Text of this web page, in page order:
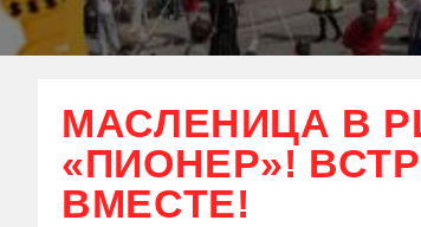
МАСЛЕНИЦА В
«ПИОНЕР»!
ВМЕСТЕ!